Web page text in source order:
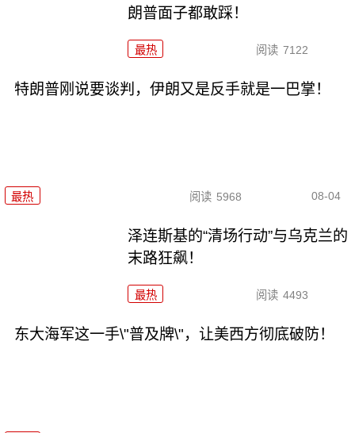
朗普面子都敢踩！
最热 阅读 7122
特朗普刚说要谈判，伊朗又是反手就是一巴掌！
最热 阅读 5968 08-04
泽连斯基的“清场行动”与乌克兰的
末路狂飙！
最热 阅读 4493
东大海军这一手\"普及牌\"，让美西方彻底破防！